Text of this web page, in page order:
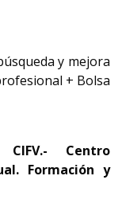
y mejora
+ Bolsa
CIFV.- Centro
Formación y